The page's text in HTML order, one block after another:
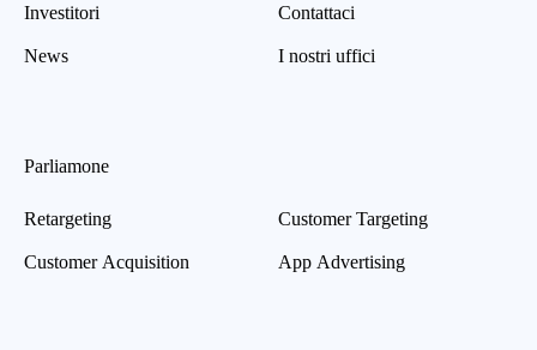
Investitori
News
Contattaci
I nostri uffici
Parliamone
Retargeting
Customer Acquisition
Customer Targeting
App Advertising